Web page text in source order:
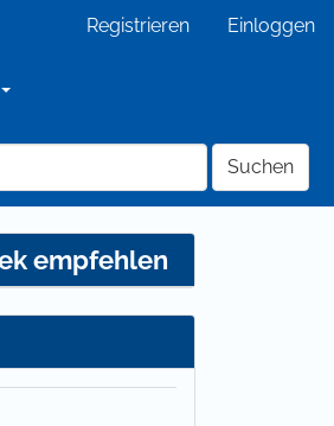
Registrieren Einloggen
Suchen
empfehlen